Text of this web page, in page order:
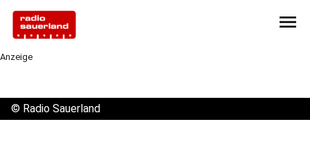
menu
Anzeige
© Radio Sauerland